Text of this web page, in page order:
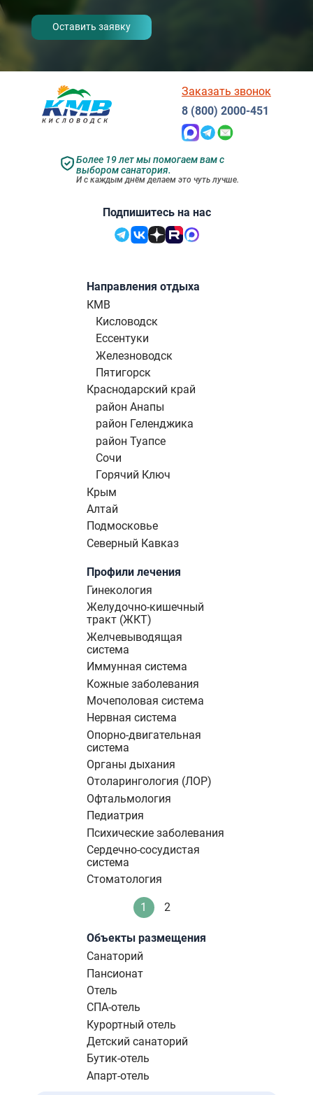
Подпишитесь на нас
Более 19 лет мы помогаем вам с
выбором санатория.
И с каждым днём делаем это чуть лучше.
Заказать звонок
8 (800) 2000-451
Направления отдыха
КМВ
Кисловодск
Ессентуки
Железноводск
Пятигорск
Краснодарский край
район Анапы
район Геленджика
район Туапсе
Сочи
Горячий Ключ
Крым
Алтай
Подмосковье
Северный Кавказ
Профили лечения
Гинекология
Желудочно-кишечный
тракт (ЖКТ)
Желчевыводящая
система
Иммунная система
Кожные заболевания
Мочеполовая система
Нервная система
Опорно-двигательная
система
Органы дыхания
Отоларингология (ЛОР)
Офтальмология
Педиатрия
Психические заболевания
Сердечно-сосудистая
система
Стоматология
Нумерация
страниц Текущая
1 Стандартное
2
Объекты размещения
Санаторий
Пансионат
Отель
СПА-отель
Курортный отель
Детский санаторий
Бутик-отель
Апарт-отель